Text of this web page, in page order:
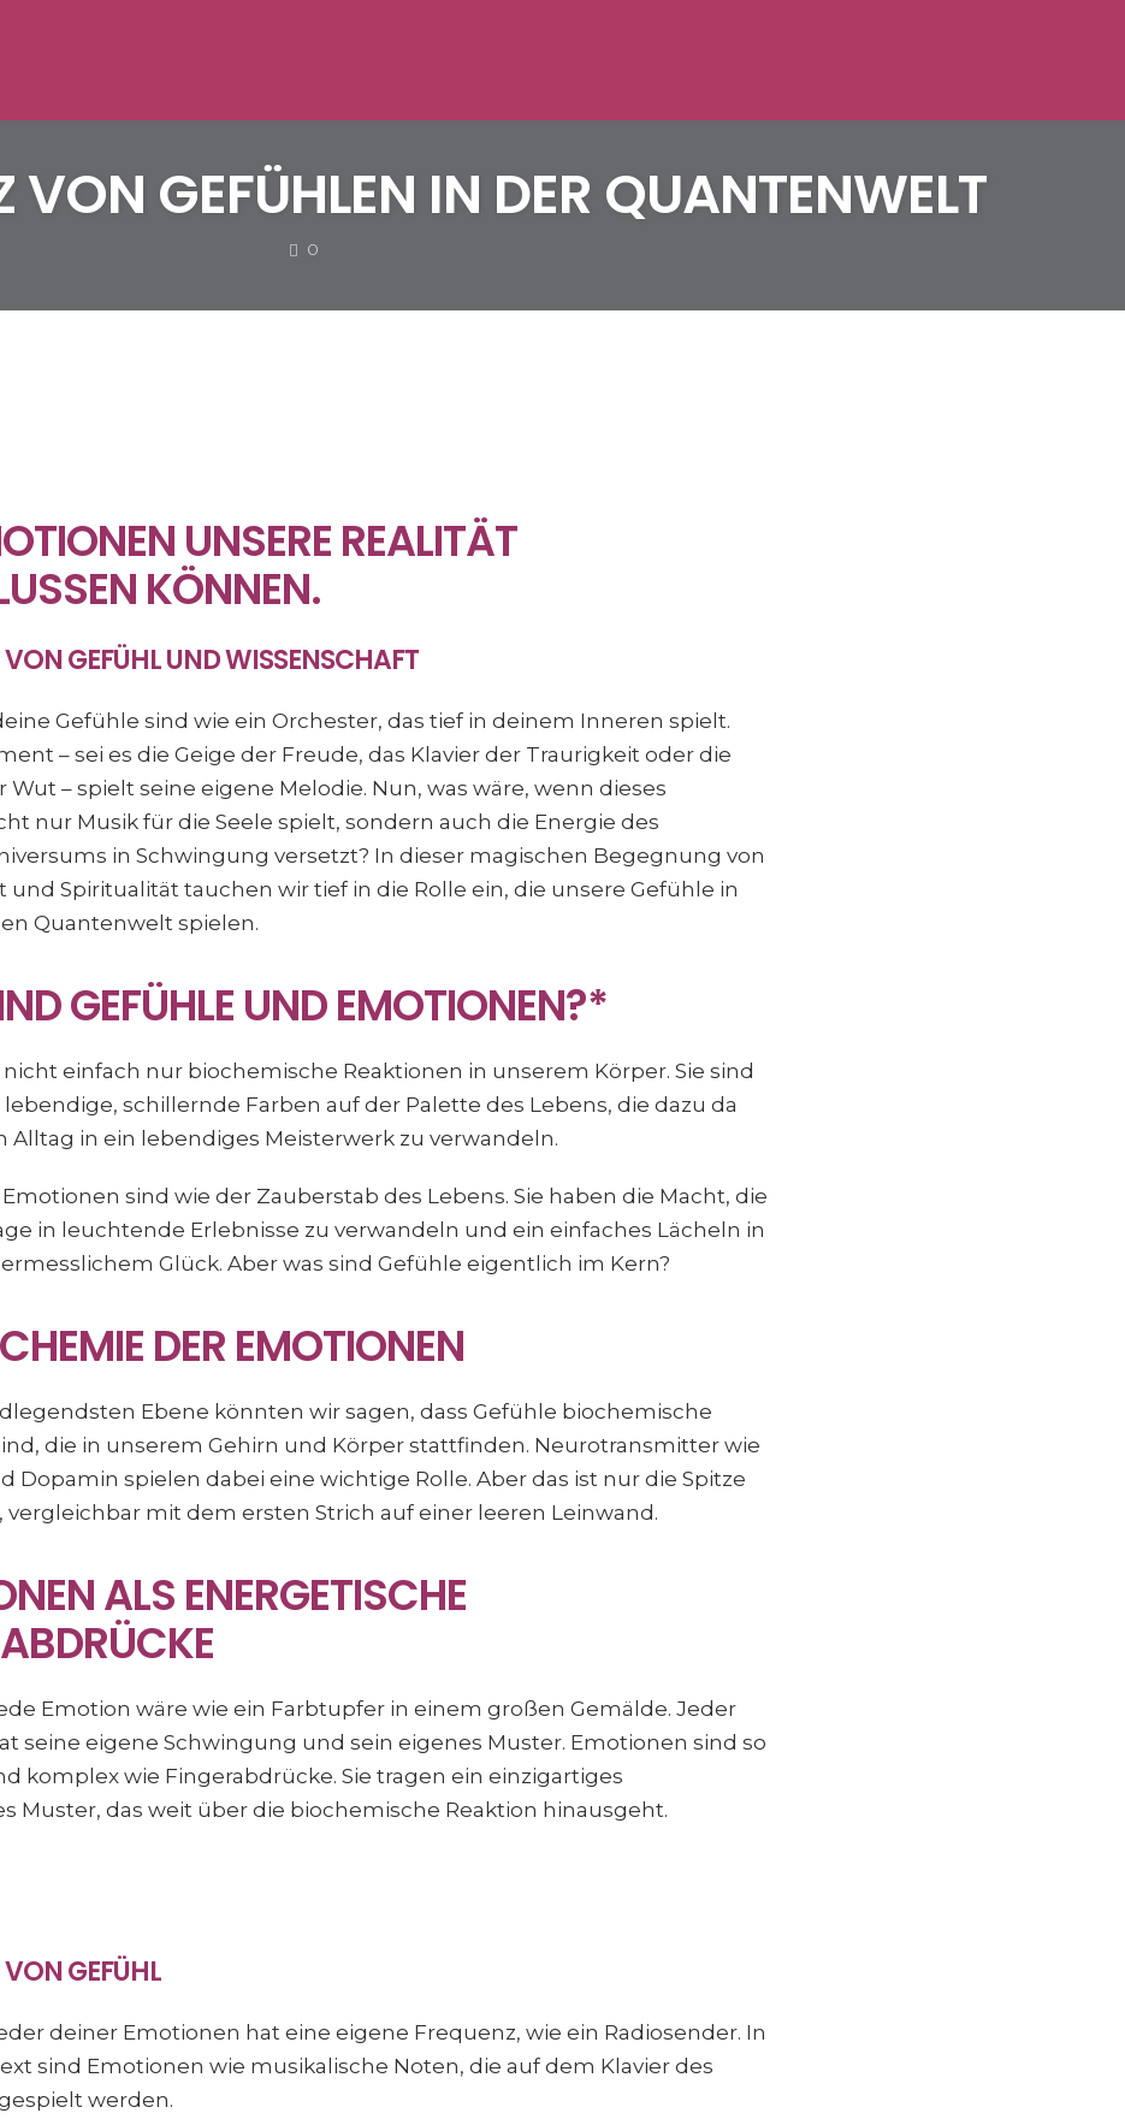
VON GEFÜHLEN IN DER QUANTENWELT
0
UNSERE REALITÄT
KÖNNEN.
VON GEFÜHL UND WISSENSCHAFT
Gefühle sind wie ein Orchester, das tief in deinem Inneren spielt.
– sei es die Geige der Freude, das Klavier der Traurigkeit oder die
– spielt seine eigene Melodie. Nun, was wäre, wenn dieses
nur Musik für die Seele spielt, sondern auch die Energie des
in Schwingung versetzt? In dieser magischen Begegnung von
und Spiritualität tauchen wir tief in die Rolle ein, die unsere Gefühle in
Quantenwelt spielen.
GEFÜHLE UND EMOTIONEN?*
einfach nur biochemische Reaktionen in unserem Körper. Sie sind
schillernde Farben auf der Palette des Lebens, die dazu da
Alltag in ein lebendiges Meisterwerk zu verwandeln.
sind wie der Zauberstab des Lebens. Sie haben die Macht, die
in leuchtende Erlebnisse zu verwandeln und ein einfaches Lächeln in
Glück. Aber was sind Gefühle eigentlich im Kern?
DER EMOTIONEN
Ebene könnten wir sagen, dass Gefühle biochemische
die in unserem Gehirn und Körper stattfinden. Neurotransmitter wie
Dopamin spielen dabei eine wichtige Rolle. Aber das ist nur die Spitze
vergleichbar mit dem ersten Strich auf einer leeren Leinwand.
ALS ENERGETISCHE
Emotion wäre wie ein Farbtupfer in einem großen Gemälde. Jeder
seine eigene Schwingung und sein eigenes Muster. Emotionen sind so
komplex wie Fingerabdrücke. Sie tragen ein einzigartiges
Muster, das weit über die biochemische Reaktion hinausgeht.
GEFÜHL
deiner Emotionen hat eine eigene Frequenz, wie ein Radiosender. In
sind Emotionen wie musikalische Noten, die auf dem Klavier des
werden.